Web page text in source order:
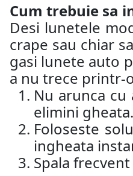
Cum trebuie sa
Desi lunetele
crape sau chiar
gasi lunete auto
a nu trece printr-
Nu arunca cu
elimini
Foloseste
ingheata
Spala